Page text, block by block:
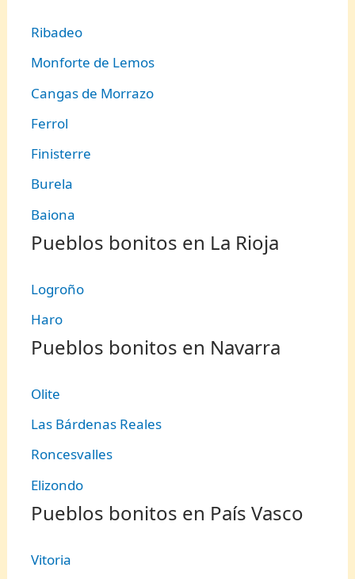
Ribadeo
Monforte de Lemos
Cangas de Morrazo
Ferrol
Finisterre
Burela
Baiona
Pueblos bonitos en La Rioja
Logroño
Haro
Pueblos bonitos en Navarra
Olite
Las Bárdenas Reales
Roncesvalles
Elizondo
Pueblos bonitos en País Vasco
Vitoria